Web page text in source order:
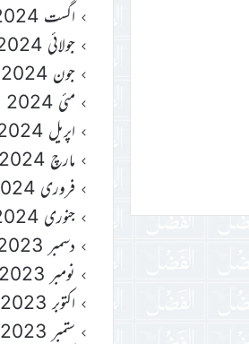
اگست 2024
جولائی 2024
جون 2024
مئی 2024
اپریل 2024
مارچ 2024
فروری 2024
جنوری 2024
دسمبر 2023
نومبر 2023
اکتوبر 2023
ستمبر 2023